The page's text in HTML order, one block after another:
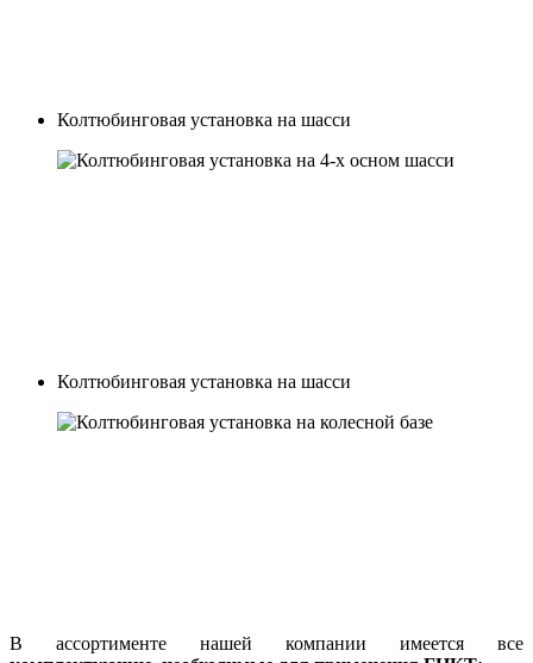
Колтюбинговая установка на шасси
Колтюбинговая установка на шасси
В ассортименте нашей компании имеется все